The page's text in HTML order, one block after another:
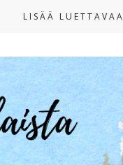
LISÄÄ LUETTAVAA